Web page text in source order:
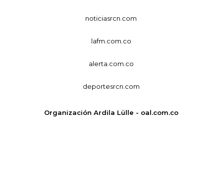
noticiasrcn.com
lafm.com.co
alerta.com.co
deportesrcn.com
Organización Ardila Lülle - oal.com.co